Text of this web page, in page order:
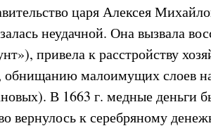
царя Алексея
неудачной. Она вызвала
привела к расстройству
обнищанию малоимущих слоев
В 1663 г. медные деньги
вернулось к серебряному